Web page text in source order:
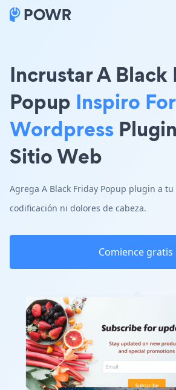
Incrustar A Black
Popup Inspiro For
Wordpress
Sitio Web
Agrega A Black Friday Popup plugin a
codificación ni dolores de cabeza.
Comience gratis